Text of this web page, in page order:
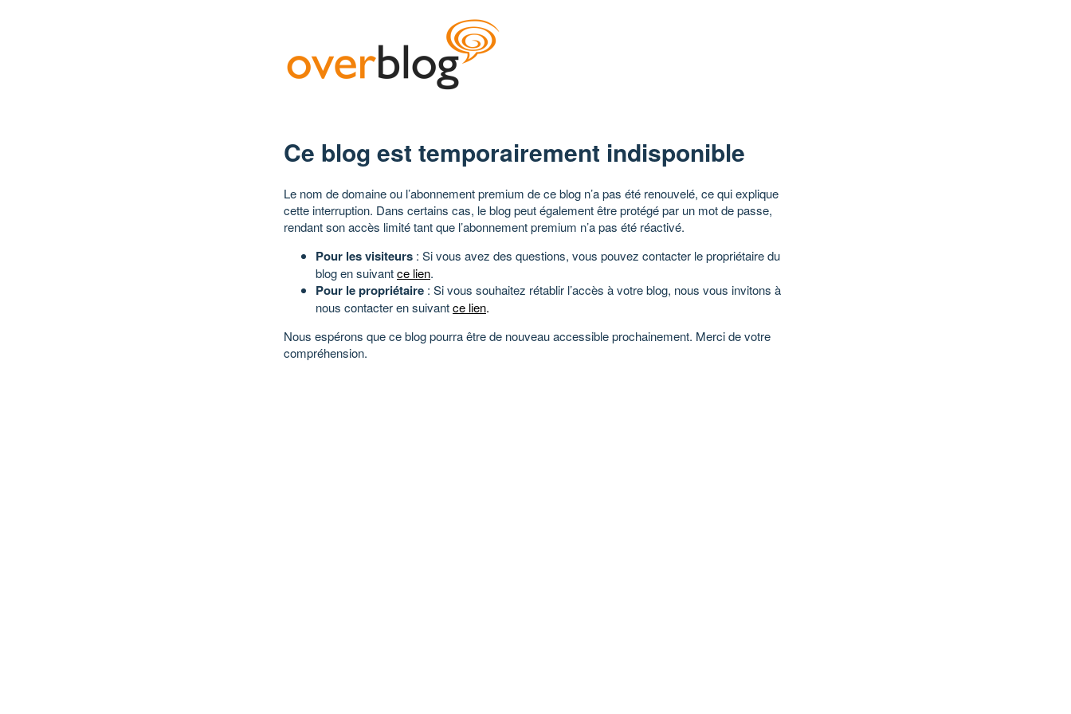
Ce blog est temporairement indisponible
Le nom de domaine ou l’abonnement premium de ce blog n’a pas été renouvelé, ce qui explique
cette interruption. Dans certains cas, le blog peut également être protégé par un mot de passe,
rendant son accès limité tant que l’abonnement premium n’a pas été réactivé.
Pour les visiteurs : Si vous avez des questions, vous pouvez contacter le propriétaire du
blog en suivantce lien.
Pour le propriétaire : Si vous souhaitez rétablir l’accès à votre blog, nous vous invitons à
nous contacter en suivantce lien.
Nous espérons que ce blog pourra être de nouveau accessible prochainement. Merci de votre
compréhension.